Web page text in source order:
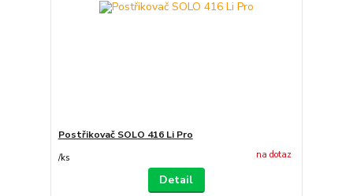
Postřikovač SOLO 416 Li Pro
/ks na dotaz
Detail